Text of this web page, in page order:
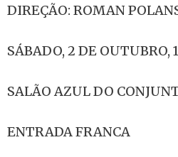
DIREÇÃO: ROMAN
SÁBADO, 2 DE OUTUBRO,
SALÃO AZUL DO
ENTRADA FRANCA